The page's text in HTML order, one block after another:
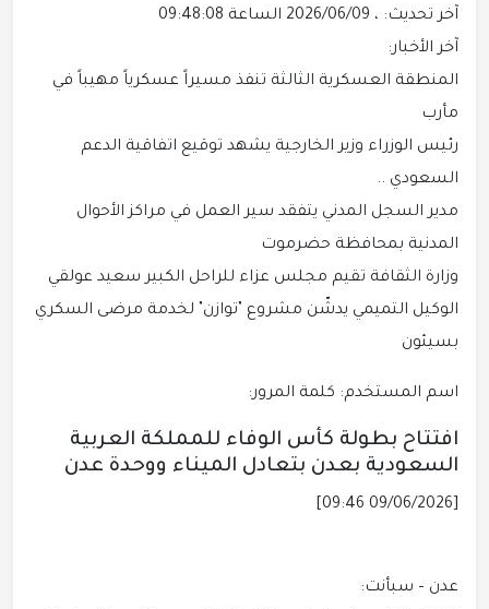
آخر تحديث: ، 2026/06/09 الساعة 09:48:08
آخر الأخبار:
المنطقة العسكرية الثالثة تنفذ مسيراً عسكرياً مهيباً في
مأرب
رئيس الوزراء وزير الخارجية يشهد توقيع اتفاقية الدعم
السعودي ..
مدير السجل المدني يتفقد سير العمل في مراكز الأحوال
المدنية بمحافظة حضرموت
وزارة الثقافة تقيم مجلس عزاء للراحل الكبير سعيد عولقي
الوكيل التميمي يدشّن مشروع "توازن" لخدمة مرضى السكري
بسيئون
اسم المستخدم: كلمة المرور:
افتتاح بطولة كأس الوفاء للمملكة العربية
السعودية بعدن بتعادل الميناء ووحدة عدن
[09/06/2026 09:46]
عدن – سبأنت: